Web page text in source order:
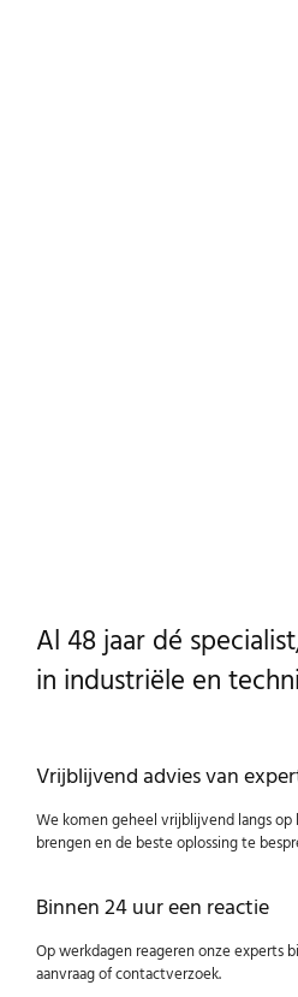
Al 48 jaar dé
in industriële en
Vrijblijvend advies van
We komen geheel vrijblijvend langs
brengen en de beste oplossing te
Binnen 24 uur een reactie
Op werkdagen reageren onze experts
aanvraag of contactverzoek.